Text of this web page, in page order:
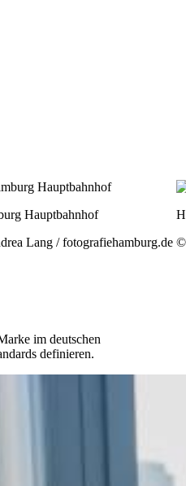
Höcker Project Managers
© Lisa Hantke
©
im deutschen
definieren.